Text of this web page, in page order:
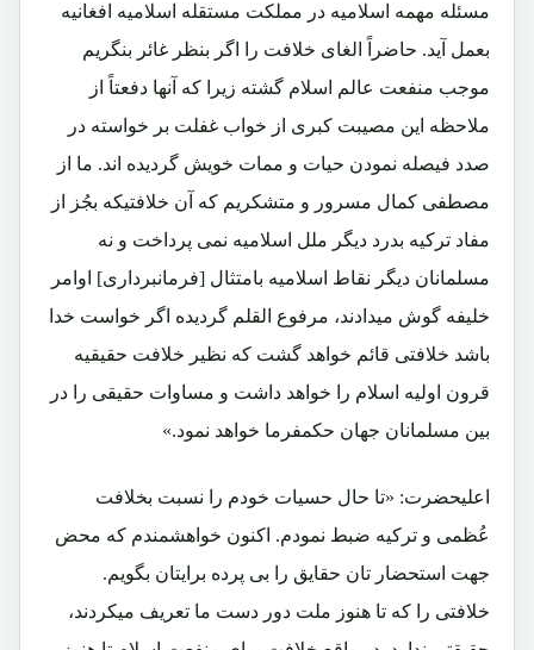
مسئله مهمه اسلامیه در مملکت مستقله اسلامیه افغانیه
بعمل آید. حاضراً الغای خلافت را اگر بنظر غائر بنگریم
موجب منفعت عالم اسلام گشته زیرا که آنها دفعتاً از
ملاحظه این مصیبت کبری از خواب غفلت بر خواسته در
صدد فیصله نمودن حیات و ممات خویش گردیده اند. ما از
مصطفی کمال مسرور و متشکریم که آن خلافتیکه بجُز از
مفاد ترکیه بدرد دیگر ملل اسلامیه نمی پرداخت و نه
مسلمانان دیگر نقاط اسلامیه بامتثال [فرمانبرداری] اوامر
خلیفه گوش میدادند، مرفوع القلم گردیده اگر خواست خدا
باشد خلافتی قائم خواهد گشت که نظیر خلافت حقیقیه
قرون اولیه اسلام را خواهد داشت و مساوات حقیقی را در
بین مسلمانان جهان حکمفرما خواهد نمود.»
اعلیحضرت: «تا حال حسیات خودم را نسبت بخلافت
عُظمی و ترکیه ضبط نمودم. اکنون خواهشمندم که محض
جهت استحضار تان حقایق را بی پرده برایتان بگویم.
خلافتی را که تا هنوز ملت دور دست ما تعریف میکردند،